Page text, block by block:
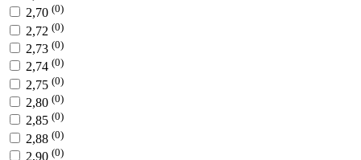
2,70 (0)
2,72 (0)
2,73 (0)
2,74 (0)
2,75 (0)
2,80 (0)
2,85 (0)
2,88 (0)
2,90 (0)